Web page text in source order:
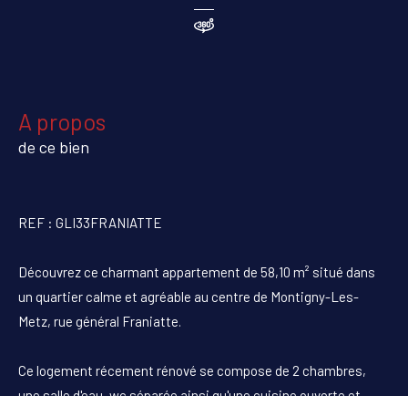
a propos
de ce bien
REF : GLI33FRANIATTE
Découvrez ce charmant appartement de 58,10 m² situé dans
un quartier calme et agréable au centre de Montigny-Les-
Metz, rue général Franiatte.
Ce logement récement rénové se compose de 2 chambres,